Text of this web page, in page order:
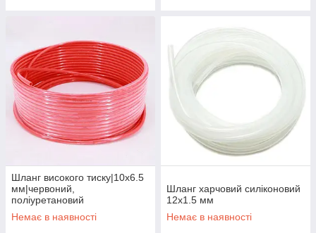
Шланг високого тиску|10х6.5
мм|червоний,
поліуретановий
Немає в наявності
Шланг харчовий силіконовий
12х1.5 мм
Немає в наявності